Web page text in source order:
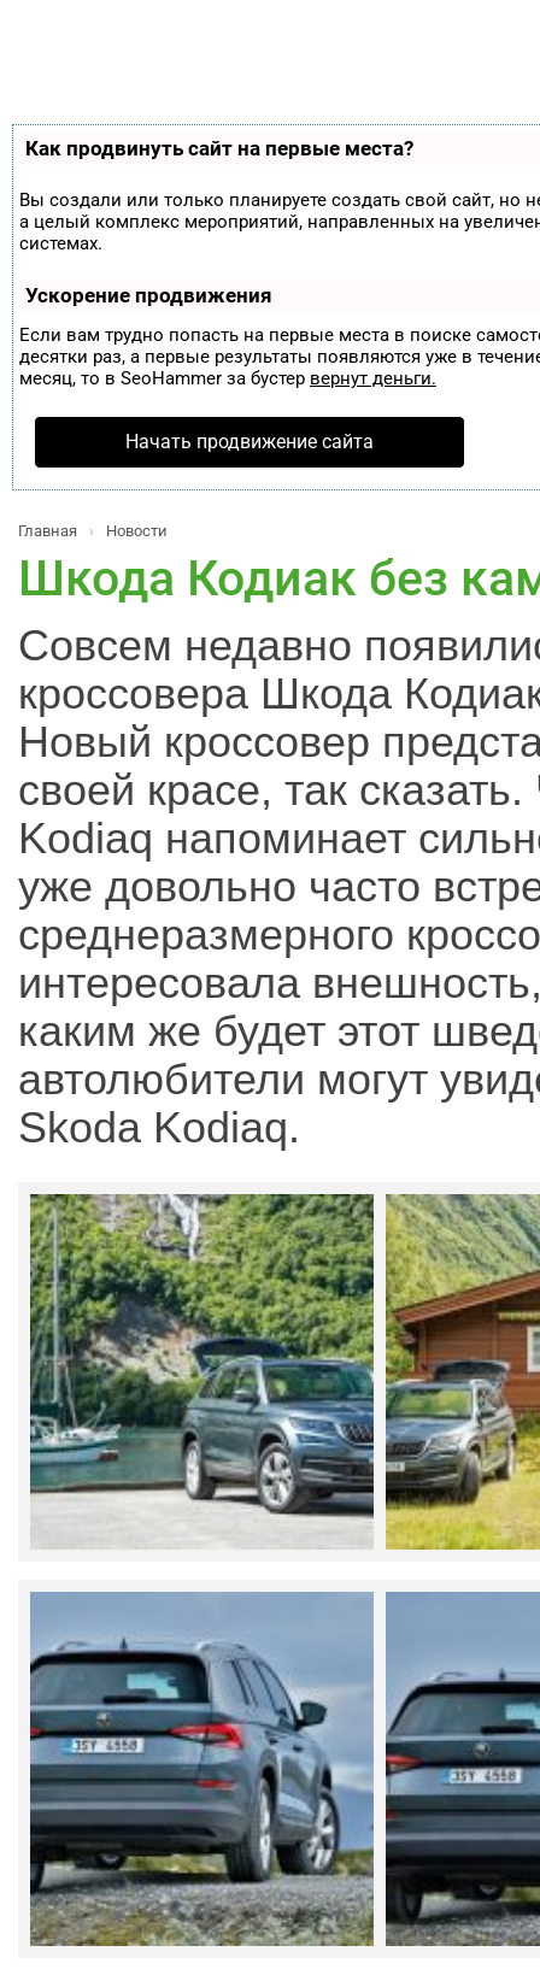
Как продвинуть сайт на первые места?
Вы создали или только планируете создать свой сайт, но
а целый комплекс мероприятий, направленных на
системах.
Ускорение продвижения
Если вам трудно попасть на первые места в поиске
десятки раз, а первые результаты появляются уже в
месяц, то в SeoHammer за бустер вернут деньги.
Начать продвижение сайта
Главная › Новости
Шкода Кодиак без
Совсем недавно
кроссовера Шкода
Новый кроссовер
своей красе, так
Kodiaq напоминает
уже довольно часто
среднеразмерного
интересовала
каким же будет этот
автолюбители могут
Skoda Kodiaq.